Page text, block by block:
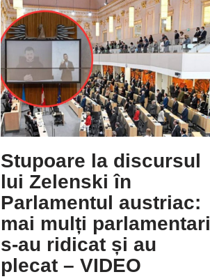
Stupoare la discursul
lui Zelenski în
Parlamentul austriac:
mai mulți parlamentari
s-au ridicat și au
plecat – VIDEO